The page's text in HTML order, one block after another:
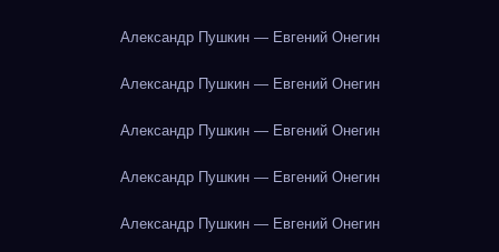
Александр Пушкин — Евгений Онегин
Александр Пушкин — Евгений Онегин
Александр Пушкин — Евгений Онегин
Александр Пушкин — Евгений Онегин
Александр Пушкин — Евгений Онегин